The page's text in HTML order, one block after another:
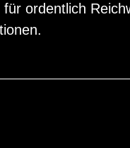
ordentlich